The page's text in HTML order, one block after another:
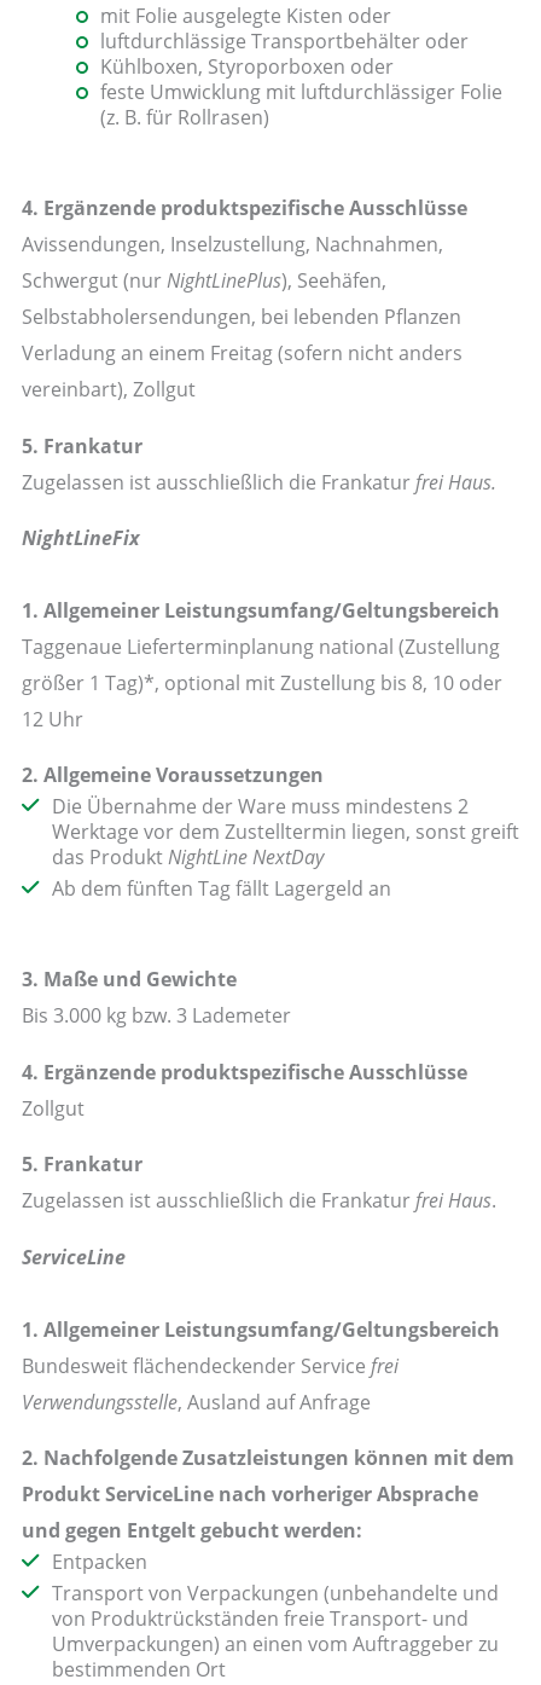
mit Folie ausgelegte Kisten oder
luftdurchlässige Transportbehälter oder
Kühlboxen, Styroporboxen oder
feste Umwicklung mit luftdurchlässiger Folie
(z. B. für Rollrasen)
4. Ergänzende produktspezifische Ausschlüsse
Avissendungen, Inselzustellung, Nachnahmen,
Schwergut (nurNightLinePlus), Seehäfen,
Selbstabholersendungen, bei lebenden Pflanzen
Verladung an einem Freitag (sofern nicht anders
vereinbart), Zollgut
5. Frankatur
Zugelassen ist ausschließlich die Frankaturfrei Haus.
NightLineFix
1. Allgemeiner Leistungsumfang/Geltungsbereich
Taggenaue Lieferterminplanung national (Zustellung
größer 1 Tag)*, optional mit Zustellung bis 8, 10 oder
12 Uhr
2. Allgemeine Voraussetzungen
Die Übernahme der Ware muss mindestens 2
Werktage vor dem Zustelltermin liegen, sonst greift
das ProduktNightLine NextDay
Ab dem fünften Tag fällt Lagergeld an
3. Maße und Gewichte
Bis 3.000 kg bzw. 3 Lademeter
4. Ergänzende produktspezifische Ausschlüsse
Zollgut
5. Frankatur
Zugelassen ist ausschließlich die Frankaturfrei Haus.
ServiceLine
1. Allgemeiner Leistungsumfang/Geltungsbereich
Bundesweit flächendeckender Service frei
Verwendungsstelle, Ausland auf Anfrage
2. Nachfolgende Zusatzleistungen können mit dem
Produkt ServiceLine nach vorheriger Absprache
und gegen Entgelt gebucht werden:
Entpacken
Transport von Verpackungen (unbehandelte und
von Produktrückständen freie Transport- und
Umverpackungen) an einen vom Auftraggeber zu
bestimmenden Ort